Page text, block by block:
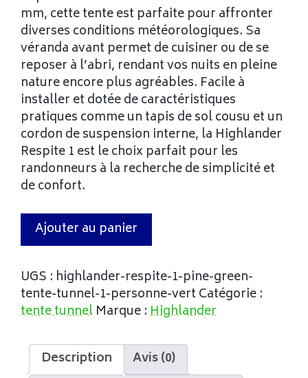
mm, cette tente est parfaite pour affronter
diverses conditions météorologiques. Sa
véranda avant permet de cuisiner ou de se
reposer à l’abri, rendant vos nuits en pleine
nature encore plus agréables. Facile à
installer et dotée de caractéristiques
pratiques comme un tapis de sol cousu et un
cordon de suspension interne, la Highlander
Respite 1 est le choix parfait pour les
randonneurs à la recherche de simplicité et
de confort.
Ajouter au panier
UGS : highlander-respite-1-pine-green-
tente-tunnel-1-personne-vert Catégorie :
tente tunnel Marque :Highlander
Description
Avis (0)